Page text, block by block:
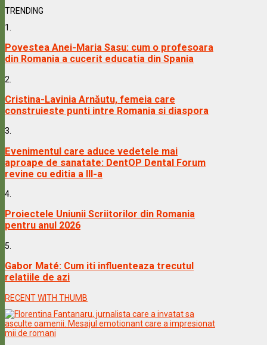
TRENDING
1.
Povestea Anei-Maria Sasu: cum o profesoara
din Romania a cucerit educatia din Spania
2.
Cristina-Lavinia Arnăutu, femeia care
construieste punti intre Romania si diaspora
3.
Evenimentul care aduce vedetele mai
aproape de sanatate: DentOP Dental Forum
revine cu editia a III-a
4.
Proiectele Uniunii Scriitorilor din Romania
pentru anul 2026
5.
Gabor Maté: Cum iti influenteaza trecutul
relatiile de azi
RECENT WITH THUMB